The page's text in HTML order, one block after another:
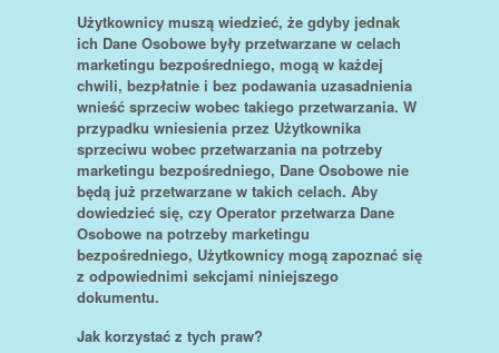
Użytkownicy muszą wiedzieć, że gdyby jednak
ich Dane Osobowe były przetwarzane w celach
marketingu bezpośredniego, mogą w każdej
chwili, bezpłatnie i bez podawania uzasadnienia
wnieść sprzeciw wobec takiego przetwarzania. W
przypadku wniesienia przez Użytkownika
sprzeciwu wobec przetwarzania na potrzeby
marketingu bezpośredniego, Dane Osobowe nie
będą już przetwarzane w takich celach. Aby
dowiedzieć się, czy Operator przetwarza Dane
Osobowe na potrzeby marketingu
bezpośredniego, Użytkownicy mogą zapoznać się
z odpowiednimi sekcjami niniejszego
dokumentu.
Jak korzystać z tych praw?